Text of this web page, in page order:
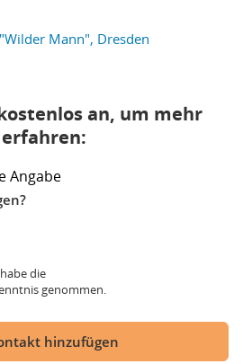
Mann", Dresden
an, um mehr
Angabe
die
genommen.
hinzufügen